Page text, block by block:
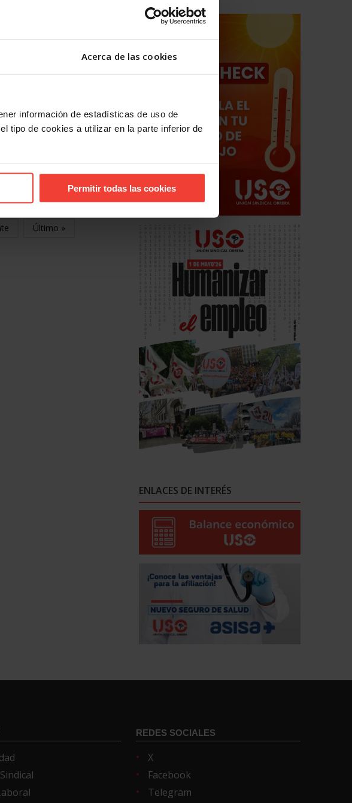
Acerca de las cookies
información de estadísticas de uso de
tipo de cookies a utilizar en la parte inferior de
Permitir todas las cookies
Último »
ENLACES DE INTERÉS
REDES SOCIALES
X
Facebook
Telegram